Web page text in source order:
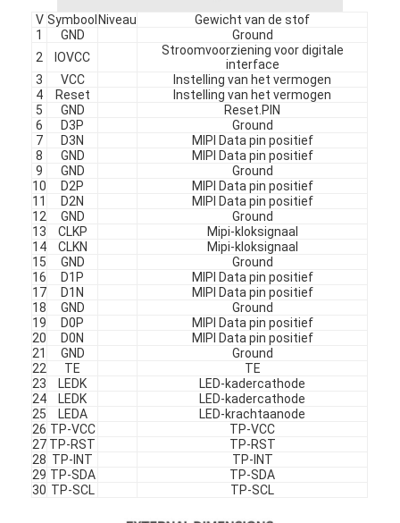
Industriële LCD Monitor
Kleine Tft-scherm
amoled vertoning
V Symbool Niveau
Gewicht van de stof
1
GND
Ground
2
IOVCC
Stroomvoorziening voor digitale
interface
3
VCC
Instelling van het vermogen
4
Reset
Instelling van het vermogen
5
GND
Reset.PIN
6
D3P
Ground
7
D3N
MIPI Data pin positief
8
GND
MIPI Data pin positief
9
GND
Ground
10
D2P
MIPI Data pin positief
11
D2N
MIPI Data pin positief
12
GND
Ground
13
CLKP
Mipi-kloksignaal
14
CLKN
Mipi-kloksignaal
15
GND
Ground
16
D1P
MIPI Data pin positief
17
D1N
MIPI Data pin positief
18
GND
Ground
19
D0P
MIPI Data pin positief
20
D0N
MIPI Data pin positief
21
GND
Ground
22
TE
TE
23
LEDK
LED-kadercathode
24
LEDK
LED-kadercathode
25
LEDA
LED-krachtaanode
26 TP-VCC
TP-VCC
27 TP-RST
TP-RST
28 TP-INT
TP-INT
29 TP-SDA
TP-SDA
30 TP-SCL TP-SCL